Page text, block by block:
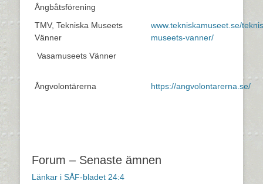
Ångbåtsförening
TMV, Tekniska Museets
Vänner
www.tekniskamuseet.se/
museets-vanner/
Vasamuseets Vänner
Ångvolontärerna https://angvolontarerna.se/
Forum – Senaste ämnen
Länkar i SÅF-bladet 24:4